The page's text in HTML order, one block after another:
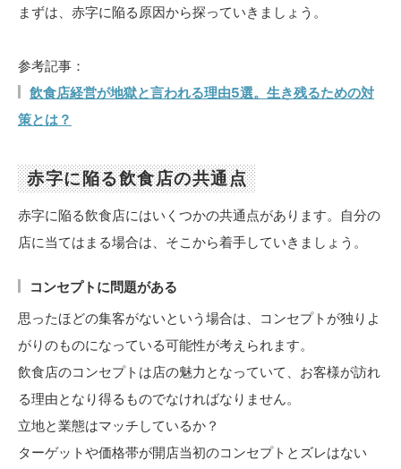
まずは、赤字に陥る原因から探っていきましょう。
参考記事：
飲食店経営が地獄と言われる理由5選。生き残るための対
策とは？
赤字に陥る飲食店の共通点
赤字に陥る飲食店にはいくつかの共通点があります。自分の
店に当てはまる場合は、そこから着手していきましょう。
コンセプトに問題がある
思ったほどの集客がないという場合は、コンセプトが独りよ
がりのものになっている可能性が考えられます。
飲食店のコンセプトは店の魅力となっていて、お客様が訪れ
る理由となり得るものでなければなりません。
立地と業態はマッチしているか？
ターゲットや価格帯が開店当初のコンセプトとズレはない